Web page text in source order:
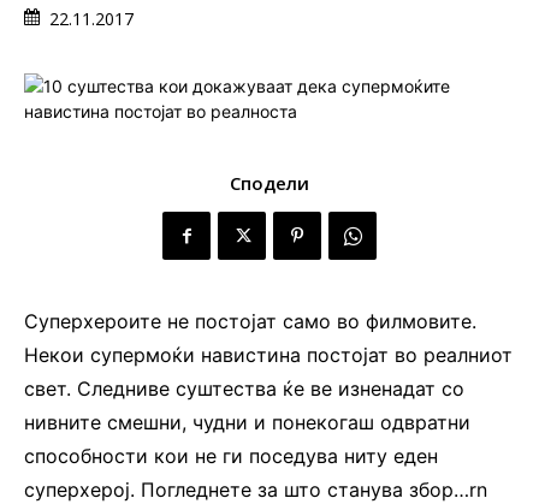
22.11.2017
Сподели
Суперхероите не постојат само во филмовите.
Некои супермоќи навистина постојат во реалниот
свет. Следниве суштества ќе ве изненадат со
нивните смешни, чудни и понекогаш одвратни
способности кои не ги поседува ниту еден
суперхерој. Погледнете за што станува збор…rn